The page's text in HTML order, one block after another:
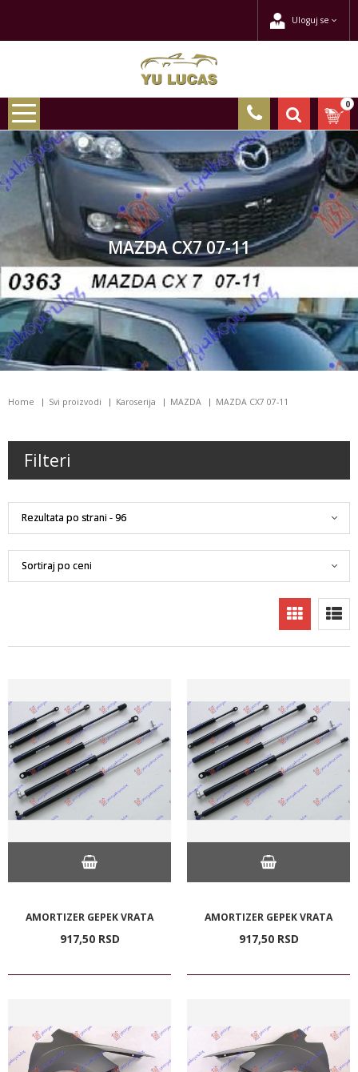
Uloguj se
0
MAZDA CX7 07-11
Home Svi proizvodi Karoserija MAZDA MAZDA CX7 07-11
Filteri
AMORTIZER GEPEK VRATA
917,50 RSD
AMORTIZER GEPEK VRATA
917,50 RSD